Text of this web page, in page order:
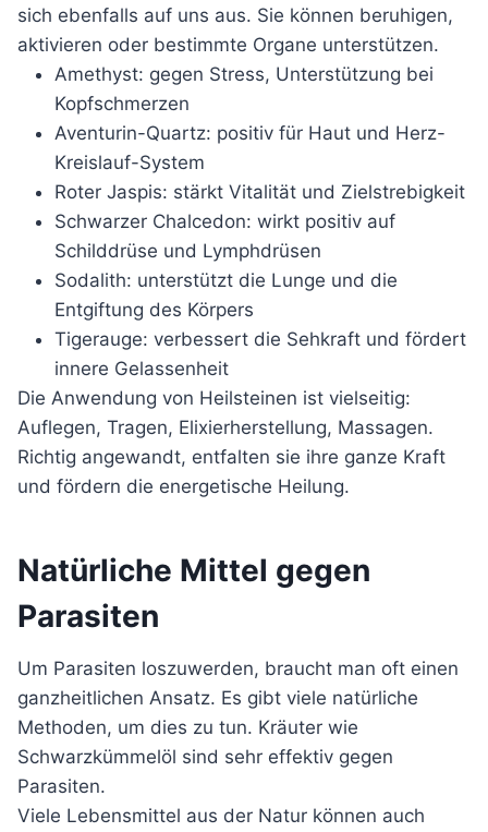
sich ebenfalls auf uns aus. Sie können beruhigen,
aktivieren oder bestimmte Organe unterstützen.
Amethyst: gegen Stress, Unterstützung bei
Kopfschmerzen
Aventurin-Quartz: positiv für Haut und Herz-
Kreislauf-System
Roter Jaspis: stärkt Vitalität und Zielstrebigkeit
Schwarzer Chalcedon: wirkt positiv auf
Schilddrüse und Lymphdrüsen
Sodalith: unterstützt die Lunge und die
Entgiftung des Körpers
Tigerauge: verbessert die Sehkraft und fördert
innere Gelassenheit
Die Anwendung von Heilsteinen ist vielseitig:
Auflegen, Tragen, Elixierherstellung, Massagen.
Richtig angewandt, entfalten sie ihre ganze Kraft
und fördern die energetische Heilung.
Natürliche Mittel gegen
Parasiten
Um Parasiten loszuwerden, braucht man oft einen
ganzheitlichen Ansatz. Es gibt viele natürliche
Methoden, um dies zu tun. Kräuter wie
Schwarzkümmelöl sind sehr effektiv gegen
Parasiten.
Viele Lebensmittel aus der Natur können auch